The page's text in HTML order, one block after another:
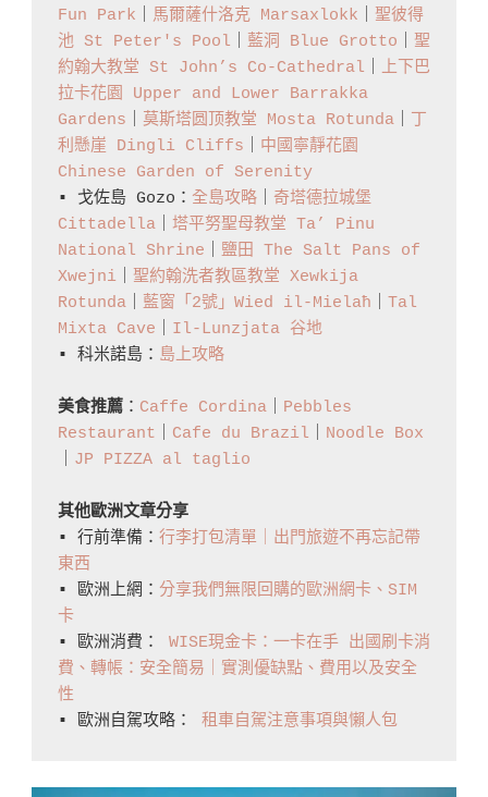
About Upper
Barrakka
Gardens
Lower
Barrakka
Gardens
Fun Park
馬爾薩什洛克 Marsaxlokk
聖彼得
池 St Peter's Pool
藍洞 Blue Grotto
聖
約翰大教堂 St John’s Co-Cathedral
上下巴
拉卡花園 Upper and Lower Barrakka
Gardens
莫斯塔圆顶教堂 Mosta Rotunda
丁
利懸崖 Dingli Cliffs
中國寧靜花園
Chinese Garden of Serenity
▪️ 戈佐島 Gozo： 全島攻略
奇塔德拉城堡
Cittadella
塔平努聖母教堂 Ta’ Pinu
National Shrine
鹽田 The Salt Pans of
Xwejni
聖約翰洗者教區教堂 Xewkija
Rotunda
藍窗「2號」Wied il-Mielaħ
Tal
Mixta Cave
Il-Lunzjata 谷地
▪️ 科米諾島： 島上攻略
美食推薦 ： Caffe Cordina
Pebbles
Restaurant
Cafe du Brazil
Noodle Box
JP PIZZA al taglio
其他歐洲文章分享
▪️ 行前準備： 行李打包清單｜出門旅遊不再忘記帶
東西
▪️ 歐洲上網： 分享我們無限回購的歐洲網卡、SIM
卡
▪️ 歐洲消費： WISE現金卡：一卡在手 出國刷卡消
費、轉帳：安全簡易｜實測優缺點、費用以及安全
性
▪️ 歐洲自駕攻略： 租車自駕注意事項與懶人包